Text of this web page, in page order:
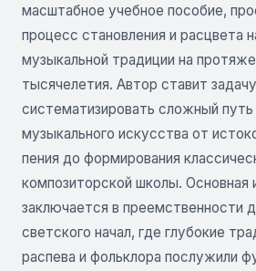
масштабное учебное пособие,
процесс становления и расцвета
музыкальной традиции на
тысячелетия. Автор ставит задачу
систематизировать сложный путь
музыкального искусства от
пения до формирования
композиторской школы. Основная
заключается в преемственности
светского начал, где глубокие
распева и фольклора послужили